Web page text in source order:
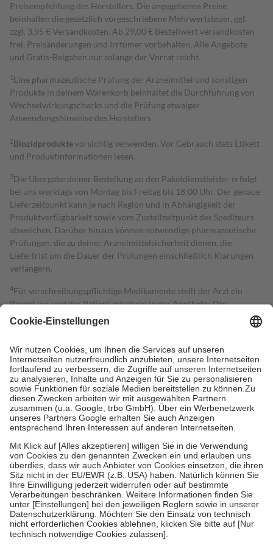
Preisempfehlung des Herstellers. Die angegebenen Preise
beinhalten die gesetzlich vorgeschriebene Mehrwertsteuer, ggf.
zzgl. 3,95 € Versandkosten. Ab 29,00 € Bestell­wert versand­kosten­
frei. Preisänderungen und Irrtümer vorbehalten. Alle Angebote
und Gratis-Beigaben nur solange der Vorrat reicht.
1 Eine pharmazeutische Prüfung der Arzneimittel und sonstigen
Produkte in deinem Warenkorb beinhaltet die Durchführung von
Wechselwirkungschecks und die Prüfung etwaiger
Anwendungshinweise des Herstellers.
2Biozidproduktevorsichtig verwenden. Vor Gebrauch stets Etikett
und Produktinformationen lesen.
3Die Übergabe deiner Bestellung an den Paketdienstleister erfolgt
bei uns werktags von Montag bis Freitag bis 18:00 Uhr. Der genaue
Lieferzeitpunkt kann je nach Region und in Abhängigkeit der
Produktverfügbarkeit sowie vom Zustellzeitpunkt des Spediteurs
abweichen. Darüber hinaus können notwendige pharmazeutische
Prüfungen, die zu deiner Arzneimittelsicherheit dienen, die
Lieferfrist um die Dauer der Prüfungen einschließlich Klärungen
verlängern.
4Für verschreibungspflichtige Medikamente stellt der Arzt ein
Rezept aus und der Patient erhält sie in der Apotheke. Die
gesetzliche Krankenversicherung übernimmt in der Regel die
Kosten dafür, der Versicherte trägt einen Teil davon als Zuzahlung
Grundsätzlich leisten Mitglieder Zuzahlungen in Höhe von zehn
Prozent des Abgabepreises,mindestens jedochfünf Euround
höchstens zehn Euro.Es sind jedoch nie mehr als die tatsächlichen
Kosten der Leistung zu entrichten.
Diese Regeln gelten grundsätzlich auch für Online-Apotheken.
Bei Heilmitteln und häuslicher Krankenpflege beträgt die
Zuzahlung zehn Prozent der Kosten sowie zehn Euro je
Verordnung.
Um das Engagement der Versicherten für ihre eigene Gesundheit zu
stärken und die besondere Stellung der Familie zu unterstützen,
fallenkeine Zuzahlungenan bei:
• Kindern und Jugendlichen bis zum vollendeten 18. Lebensjahr
mit Ausnahme der Fahrkosten
• Untersuchungen zur Vorsorge und Früherkennung, die von der
GKV getragen werden